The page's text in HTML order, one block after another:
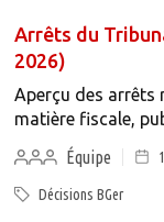
Arrêts du
2026)
Aperçu des arrêts
matière fiscale,
Équipe
Décisions BGer